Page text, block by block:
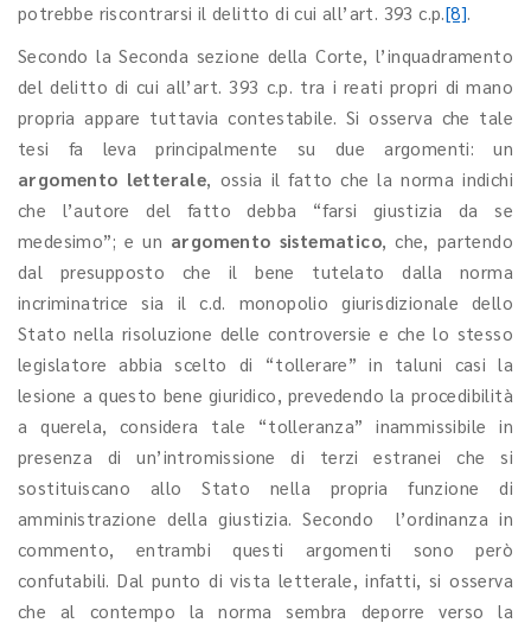
potrebbe riscontrarsi il delitto di cui all’art. 393 c.p.[8].
Secondo la Seconda sezione della Corte, l’inquadramento
del delitto di cui all’art. 393 c.p. tra i reati propri di mano
propria appare tuttavia contestabile. Si osserva che tale
tesi fa leva principalmente su due argomenti: un
argomento letterale, ossia il fatto che la norma indichi
che l’autore del fatto debba “farsi giustizia da se
medesimo”; e un argomento sistematico, che, partendo
dal presupposto che il bene tutelato dalla norma
incriminatrice sia il c.d. monopolio giurisdizionale dello
Stato nella risoluzione delle controversie e che lo stesso
legislatore abbia scelto di “tollerare” in taluni casi la
lesione a questo bene giuridico, prevedendo la procedibilità
a querela, considera tale “tolleranza” inammissibile in
presenza di un’intromissione di terzi estranei che si
sostituiscano allo Stato nella propria funzione di
amministrazione della giustizia. Secondo l’ordinanza in
commento, entrambi questi argomenti sono però
confutabili. Dal punto di vista letterale, infatti, si osserva
che al contempo la norma sembra deporre verso la